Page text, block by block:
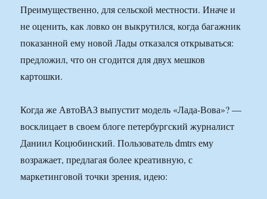
Преимущественно, для сельской местности. Иначе и
не оценить, как ловко он выкрутился, когда багажник
показанной ему новой Лады отказался открываться:
предложил, что он сгодится для двух мешков
картошки.
Когда же АвтоВАЗ выпустит модель «Лада-Вова»? —
восклицает в своем блоге петербургский журналист
Даниил Коцюбинский. Пользователь dmtrs ему
возражает, предлагая более креативную, с
маркетинговой точки зрения, идею: